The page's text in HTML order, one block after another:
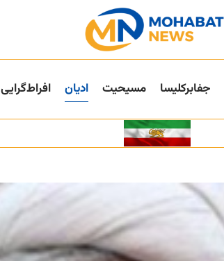
جفا‌بر‌کلیسا مسیحیت ادیان افراط‌گرایی